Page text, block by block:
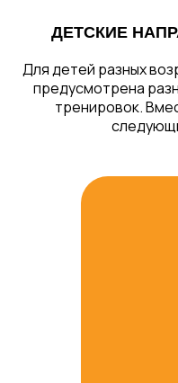
ДЕТСКИЕ
Для детей разных
предусмотрена
тренировок.